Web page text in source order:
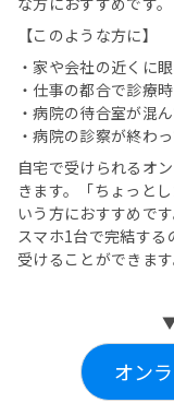
【このような方に】
・家や会社の近くに
・仕事の都合で診療
・病院の待合室が混
・病院の診察が終わ
自宅で受けられるオ
きます。「ちょっと
いう方におすすめです
スマホ1台で完結する
受けることができます
オン